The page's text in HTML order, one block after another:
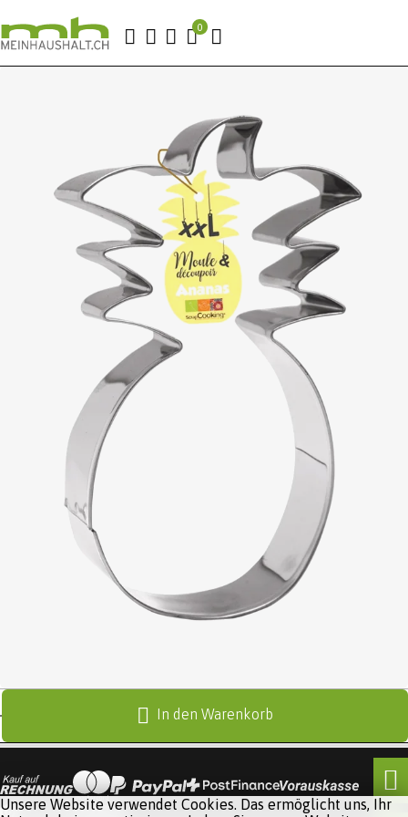
In den Warenkorb
Unsere Website verwendet Cookies. Das ermöglicht uns, Ihr